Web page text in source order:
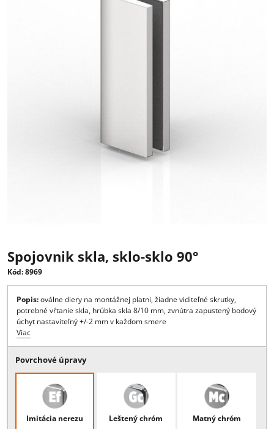
Spojovnik skla, sklo-sklo 90°
Kód: 8969
Popis:
oválne diery na montážnej platni, žiadne viditeľné skrutky,
potrebné vŕtanie skla, hrúbka skla 8/10 mm, zvnútra zapustený
Povrchové úpravy